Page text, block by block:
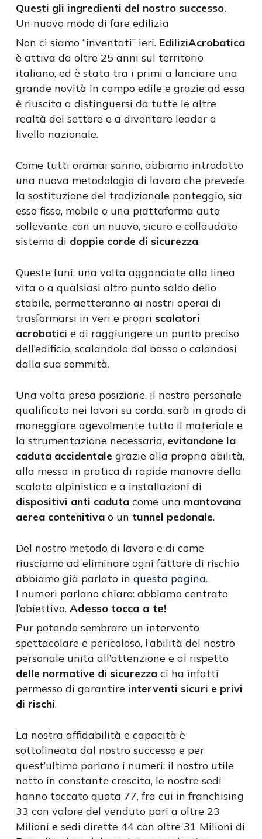
Questi gli ingredienti del nostro successo.
Un nuovo modo di fare edilizia
Non ci siamo “inventati” ieri. EdiliziAcrobatica
è attiva da oltre 25 anni sul territorio
italiano, ed è stata tra i primi a lanciare una
grande novità in campo edile e grazie ad essa
è riuscita a distinguersi da tutte le altre
realtà del settore e a diventare leader a
livello nazionale.
Come tutti oramai sanno, abbiamo introdotto
una nuova metodologia di lavoro che prevede
la sostituzione del tradizionale ponteggio, sia
esso fisso, mobile o una piattaforma auto
sollevante, con un nuovo, sicuro e collaudato
sistema di doppie corde di sicurezza.
Queste funi, una volta agganciate alla linea
vita o a qualsiasi altro punto saldo dello
stabile, permetteranno ai nostri operai di
trasformarsi in veri e propri scalatori
acrobatici e di raggiungere un punto preciso
dell’edificio, scalandolo dal basso o calandosi
dalla sua sommità.
Una volta presa posizione, il nostro personale
qualificato nei lavori su corda, sarà in grado di
maneggiare agevolmente tutto il materiale e
la strumentazione necessaria, evitandone la
caduta accidentale grazie alla propria abilità,
alla messa in pratica di rapide manovre della
scalata alpinistica e a installazioni di
dispositivi anti cadutacome una mantovana
aerea contenitivao un tunnel pedonale.
Del nostro metodo di lavoro e di come
riusciamo ad eliminare ogni fattore di rischio
abbiamo già parlato in questa pagina.
I numeri parlano chiaro: abbiamo centrato
l’obiettivo. Adesso tocca a te!
Pur potendo sembrare un intervento
spettacolare e pericoloso, l’abilità del nostro
personale unita all’attenzione e al rispetto
delle normative di sicurezzaci ha infatti
permesso di garantire interventi sicuri e privi
di rischi.
La nostra affidabilità e capacità è
sottolineata dal nostro successo e per
quest’ultimo parlano i numeri: il nostro utile
netto in constante crescita, le nostre sedi
hanno toccato quota 77, fra cui in franchising
33 con valore del venduto pari a oltre 23
Milioni e sedi dirette 44 con oltre 31 Milioni di